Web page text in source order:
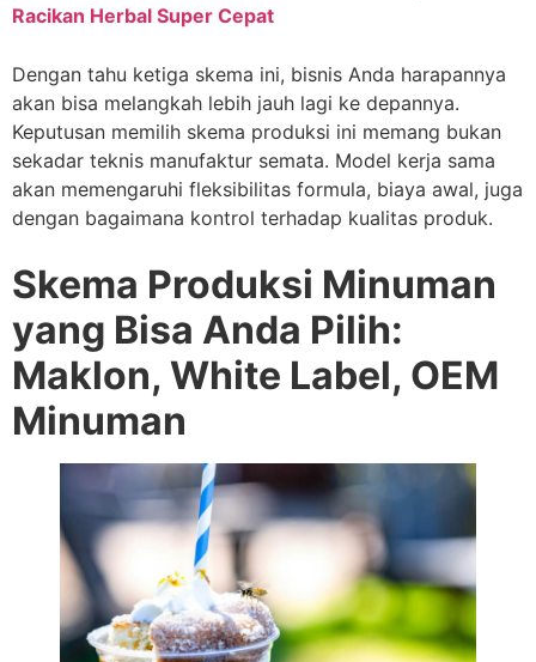
Racikan Herbal Super Cepat
Dengan tahu ketiga skema ini, bisnis Anda harapannya
akan bisa melangkah lebih jauh lagi ke depannya.
Keputusan memilih skema produksi ini memang bukan
sekadar teknis manufaktur semata. Model kerja sama
akan memengaruhi fleksibilitas formula, biaya awal, juga
dengan bagaimana kontrol terhadap kualitas produk.
Skema Produksi Minuman
yang Bisa Anda Pilih:
Maklon, White Label, OEM
Minuman